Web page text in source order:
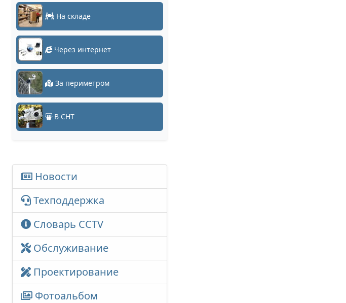
На складе
Через интернет
За периметром
В СНТ
Новости
Техподдержка
Словарь CCTV
Обслуживание
Проектирование
Фотоальбом